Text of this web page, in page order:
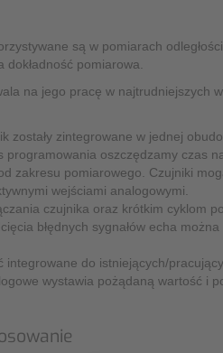
są w pomiarach
dokładność pomiarowa.
na jego pracę w najtrudniejszych
zostały zintegrowane w jednej
programowania oszczędzamy czas
zakresu pomiarowego. Czujniki
wejściami analogowymi.
czujnika oraz krótkim cyklom
błędnych sygnałów echa
integrowane do istniejących/
wystawia pożądaną wartość i